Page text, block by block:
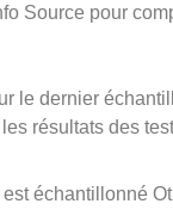
Source pour
le dernier
résultats des
échantillonné